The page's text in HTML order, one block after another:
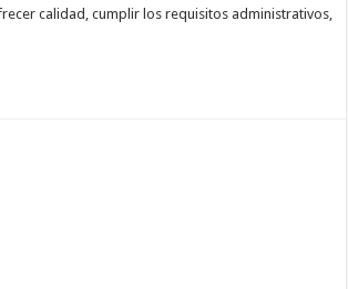
calidad, cumplir los requisitos administrativos,